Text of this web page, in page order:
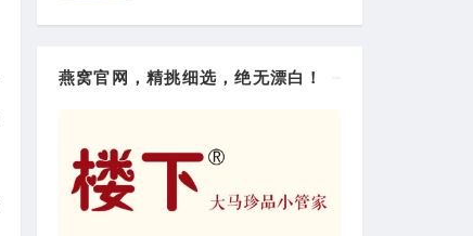
燕窝官网，精挑细选，绝无漂白！